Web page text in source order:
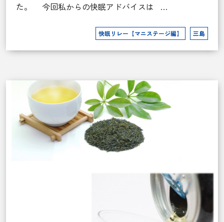
た。 今回私からの快眠アドバイスは …
快眠リレー【マニステージ編】 三島